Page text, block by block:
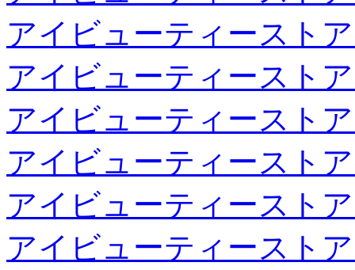
アイビューティースト
アイビューティースト
アイビューティースト
アイビューティースト
アイビューティースト
アイビューティースト